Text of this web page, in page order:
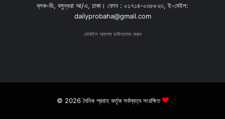
ব্লক-ডি, বসুন্ধরা আ/এ, ঢাকা। ফোন : ০১৭১৪-০৩৮৮২৩, ই-মেইল:
dailyprobaha@gmail.com
মোবাইল অ্যাপস ডাউনলোড করুন
© 2026 দৈনিক প্রবাহ কর্তৃক সর্বস্বত্ব সংরক্ষিত